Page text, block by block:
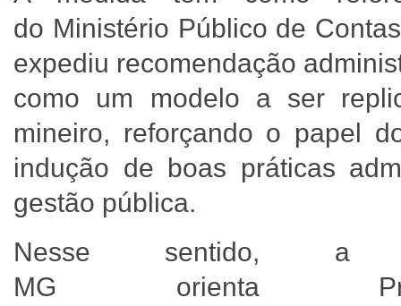
do Ministério Público de
expediu recomendação
como um modelo a ser
mineiro, reforçando o papel
indução de boas práticas
gestão pública.
Nesse sentido, a
MG orienta